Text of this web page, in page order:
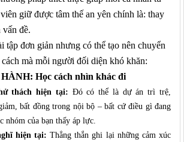
giữ được tâm thế an yên chính là: thay
vấn đề.
tập đơn giản nhưng có thể tạo nên chuyển
mà mỗi người đối diện khó khăn:
Học cách nhìn khác đi
thách hiện tại: Đó có thể là dự án trì trệ,
bất đồng trong nội bộ – bất cứ điều gì đang
nhóm của bạn thấy áp lực.
hiện tại: Thẳng thắn ghi lại những cảm xúc